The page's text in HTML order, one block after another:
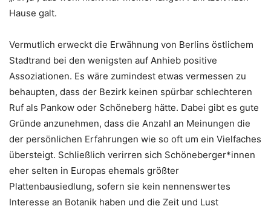
Hause galt.
Vermutlich erweckt die Erwähnung von Berlins östlichem
Stadtrand bei den wenigsten auf Anhieb positive
Assoziationen. Es wäre zumindest etwas vermessen zu
behaupten, dass der Bezirk keinen spürbar schlechteren
Ruf als Pankow oder Schöneberg hätte. Dabei gibt es gute
Gründe anzunehmen, dass die Anzahl an Meinungen die
der persönlichen Erfahrungen wie so oft um ein Vielfaches
übersteigt. Schließlich verirren sich Schöneberger*innen
eher selten in Europas ehemals größter
Plattenbausiedlung, sofern sie kein nennenswertes
Interesse an Botanik haben und die Zeit und Lust